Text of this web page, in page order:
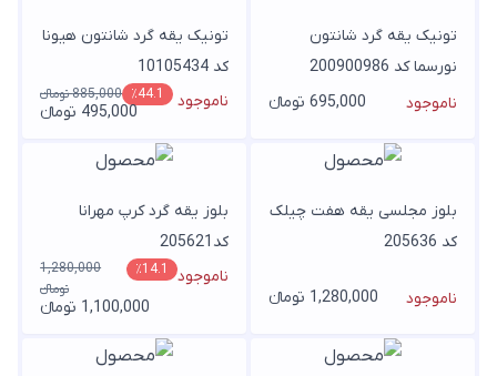
تونیک یقه گرد شانتون
نورسما کد 200900986
ناموجود
695,000 تومانء
تونیک یقه گرد شانتون هیونا
کد 10105434
ناموجود
٪44.1 885,000 تومانء
495,000 تومانء
بلوز مجلسی یقه هفت چیلک
کد 205636
ناموجود 1,280,000 تومانء
بلوز یقه گرد کرپ مهرانا
کد205621
ناموجود
٪14.1
1,280,000
تومانء
1,100,000 تومانء